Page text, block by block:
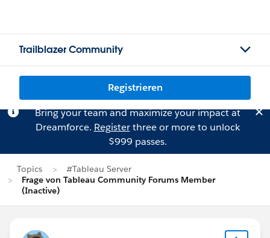
Trailblazer Community
Registrieren
Bring your team and maximize your impact at
Dreamforce. Registerthree or more to unlock
$999 passes.
Topics
#Tableau Server
Frage von Tableau Community Forums Member
(Inactive)